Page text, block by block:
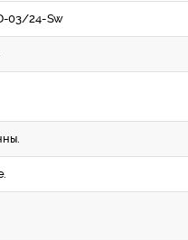
03/24-Sw